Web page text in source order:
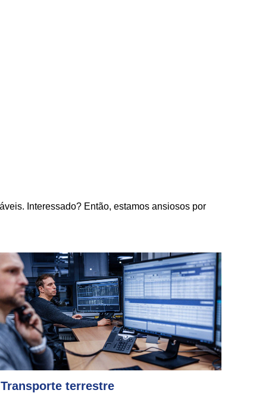
Interessado? Então, estamos ansiosos por
Transporte terrestre